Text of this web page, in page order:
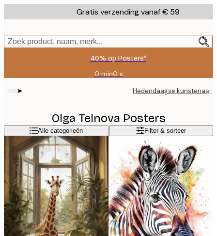
to
content.
Gratis verzending vanaf € 59
Zoek product, naam, merk...
40% op Posters*
0 min0 s
Geldig
▸ Hedendaagse kunstenaars
Olga Telnova Posters
Alle categorieën Filter & sorteer